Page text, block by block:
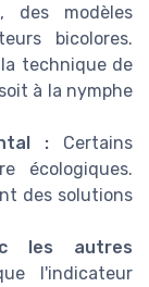
des modèles
bicolores.
technique de
à la nymphe
:Certains
écologiques.
des solutions
les autres
l'indicateur